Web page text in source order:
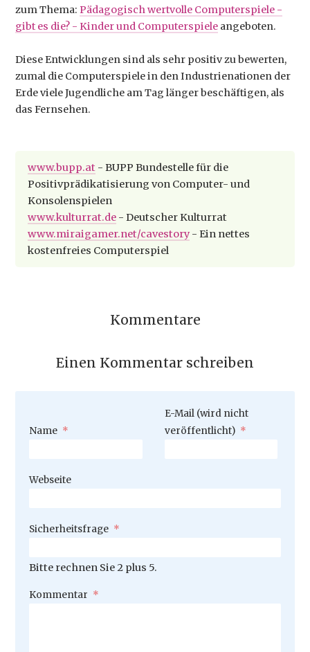
zum Thema:Pädagogisch wertvolle Computerspiele -
gibt es die? - Kinder und Computerspiele angeboten.
Diese Entwicklungen sind als sehr positiv zu bewerten,
zumal die Computerspiele in den Industrienationen der
Erde viele Jugendliche am Tag länger beschäftigen, als
das Fernsehen.
www.bupp.at - BUPP Bundestelle für die
Positivprädikatisierung von Computer- und
Konsolenspielen
www.kulturrat.de - Deutscher Kulturrat
www.miraigamer.net/cavestory- Ein nettes
kostenfreies Computerspiel
Kommentare
Einen Kommentar schreiben
Pflichtfeld
Name *
Pflichtfeld
E-Mail (wird nicht
veröffentlicht) *
Webseite
Pflichtfeld
Sicherheitsfrage *
Bitte rechnen Sie 2 plus 5.
Pflichtfeld
Kommentar *